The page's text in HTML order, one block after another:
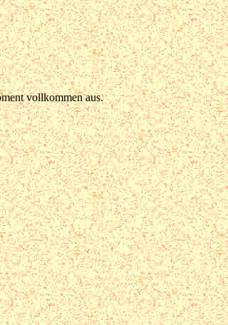
vollkommen aus.